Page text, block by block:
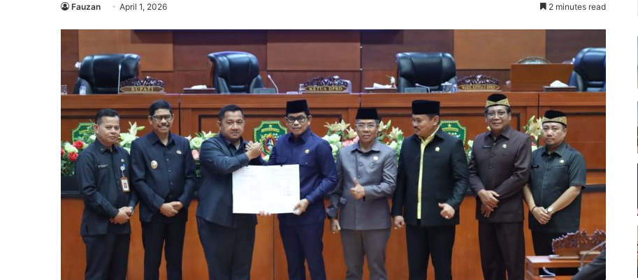
Fauzan April 1, 2026 2 minutes read